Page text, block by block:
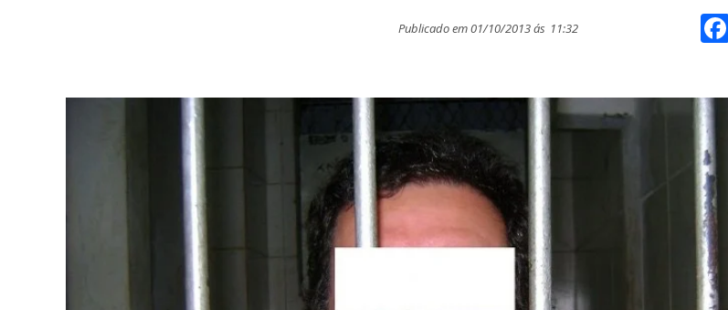
Publicado em 01/10/2013 ás 11:32